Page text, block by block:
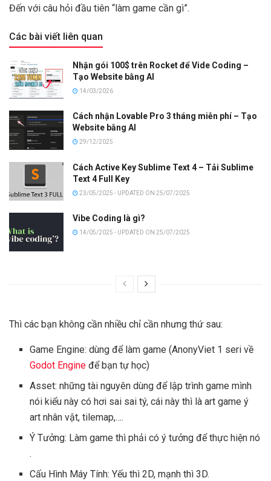
Đến với câu hỏi đầu tiên “làm game cần gì”.
Các bài viết liên quan
Nhận gói 100$ trên Rocket để Vide Coding –
Tạo Website bằng AI
14/03/2026
Cách nhận Lovable Pro 3 tháng miễn phí – Tạo
Website bằng AI
29/12/2025
Cách Active Key Sublime Text 4 – Tải Sublime
Text 4 Full Key
23/05/2025 - UPDATED ON 25/07/2025
Vibe Coding là gì?
14/05/2025 - UPDATED ON 25/07/2025
Thì các bạn không cần nhiều chỉ cần nhưng thứ sau:
Game Engine: dùng để làm game (AnonyViet 1 seri về
Godot Engine để bạn tự học)
Asset: những tài nguyên dùng để lập trình game mình
nói kiểu này có hơi sai sai tý, cái này thì là art game ý
art nhân vật, tilemap,….
Ý Tưởng: Làm game thì phải có ý tưởng để thực hiện nó
.
Cấu Hình Máy Tính: Yếu thì 2D, mạnh thì 3D.